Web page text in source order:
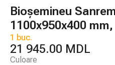
Bioșemineu
1100x950x400
1 buc.
21 945.00 MDL
Culoare